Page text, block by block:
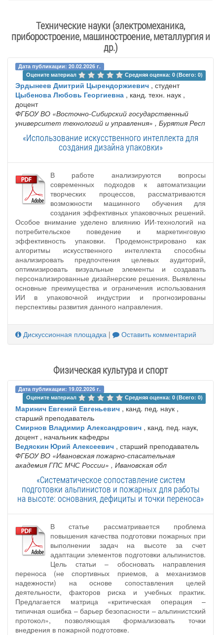
Технические науки (электромеханика,
приборостроение, машиностроение, металлургия и
др.)
Дата публикации: 20.02.2026 г.
Оцените материал
Средняя оценка: 0 (Всего: 0)
Эрдынеев Дмитрий Цырендоржиевич , студент
Цыбенова Любовь Георгиевна , канд. техн. наук ,
доцент
ФГБОУ ВО «Восточно-Сибирский государственный
университет технологий и управления» , Бурятия Респ
«Использование искусственного интеллекта для
создания дизайна упаковки»
В работе анализируются вопросы
современных подходов к автоматизации
творческих процессов, рассматриваются
возможности машинного обучения для
создания эффективных упаковочных решений.
Особое внимание уделено влиянию ИИ-технологий на
потребительское поведение и маркетинговую
эффективность упаковки. Продемонстрировано как
алгоритмы искусственного интеллекта способны
анализировать предпочтения целевых аудиторий,
оптимизировать визуальные элементы и создавать
персонализированные дизайнерские решения. Выявлены
основные преимущества и ограничения использования
ИИ в упаковочной индустрии и прогнозированы
перспективы развития данного направления.
Дискуссионная площадка | Оставить комментарий
Физическая культура и спорт
Дата публикации: 19.02.2026 г.
Оцените материал
Средняя оценка: 0 (Всего: 0)
Маринич Евгений Евгеньевич , канд. пед. наук ,
старший преподаватель
Смирнов Владимир Александрович , канд. пед. наук,
доцент , начальник кафедры
Ведяскин Юрий Алексеевич , старший преподаватель
ФГБОУ ВО «Ивановская пожарно-спасательная
академия ГПС МЧС России» , Ивановская обл
«Систематическое сопоставление систем
подготовки альпинистов и пожарных для работы
на высоте: основания, дефициты и точки переноса»
В статье рассматривается проблема
повышения качества подготовки пожарных при
выполнении задач на высоте за счет
адаптации элементов подготовки альпинистов.
Цель статьи – обосновать направления
переноса (не спортивных приемов, а механизмов
надежности) на основе сопоставления целей
деятельности, факторов риска и учебных практик.
Предлагается матрица «критическая операция –
типичная ошибка – барьер безопасности – альпинистский
протокол», позволяющая формализовать точки
внедрения в пожарной подготовке.